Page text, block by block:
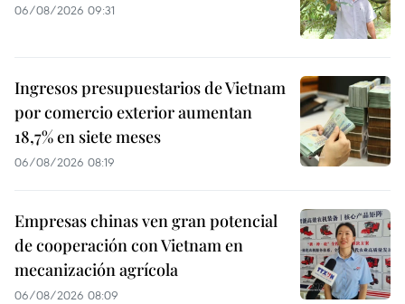
06/08/2026 09:31
Ingresos presupuestarios de Vietnam
por comercio exterior aumentan
18,7% en siete meses
06/08/2026 08:19
Empresas chinas ven gran potencial
de cooperación con Vietnam en
mecanización agrícola
06/08/2026 08:09